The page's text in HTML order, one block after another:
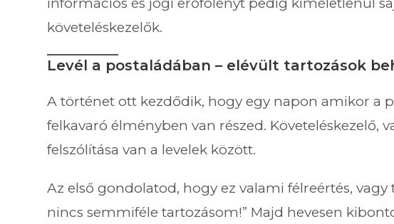
követeléskezelők.
Levél a postaládában – elévült tartozások
A történet ott kezdődik, hogy egy napon amikor a
felkavaró élményben van részed. Követeléskezelő,
felszólítása van a levelek között.
Az első gondolatod, hogy ez valami félreértés, vagy
nincs semmiféle tartozásom!” Majd hevesen